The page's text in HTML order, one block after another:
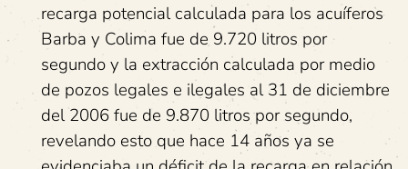
recarga potencial calculada para los acuíferos
Barba y Colima fue de 9.720 litros por
segundo y la extracción calculada por medio
de pozos legales e ilegales al 31 de diciembre
del 2006 fue de 9.870 litros por segundo,
revelando esto que hace 14 años ya se